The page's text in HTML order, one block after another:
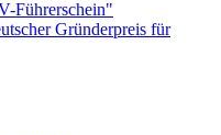
Führerschein"
Gründerpreis für